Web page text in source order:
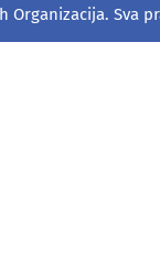
Organizacija. Sva